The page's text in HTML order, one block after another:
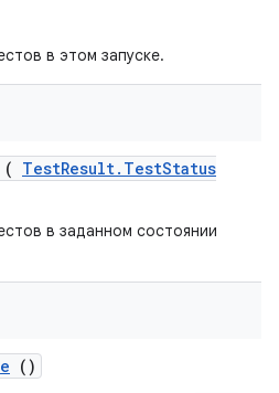
в этом запуске.
( TestResult. TestStatus
в заданном состоянии
()